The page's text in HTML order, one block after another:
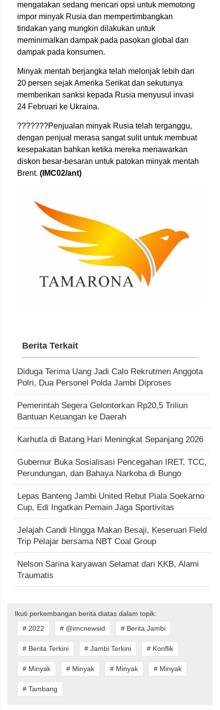
mengatakan sedang mencari opsi untuk memotong
impor minyak Rusia dan mempertimbangkan
tindakan yang mungkin dilakukan untuk
meminimalkan dampak pada pasokan global dan
dampak pada konsumen.
Minyak mentah berjangka telah melonjak lebih dari
20 persen sejak Amerika Serikat dan sekutunya
memberikan sanksi kepada Rusia menyusul invasi
24 Februari ke Ukraina.
???????Penjualan minyak Rusia telah terganggu,
dengan penjual merasa sangat sulit untuk membuat
kesepakatan bahkan ketika mereka menawarkan
diskon besar-besaran untuk patokan minyak mentah
Brent. (IMC02/ant)
Berita Terkait
Diduga Terima Uang Jadi Calo Rekrutmen Anggota
Polri, Dua Personel Polda Jambi Diproses
Pemerintah Segera Gelontorkan Rp20,5 Triliun
Bantuan Keuangan ke Daerah
Karhutla di Batang Hari Meningkat Sepanjang 2026
Gubernur Buka Sosialisasi Pencegahan IRET, TCC,
Perundungan, dan Bahaya Narkoba di Bungo
Lepas Banteng Jambi United Rebut Piala Soekarno
Cup, Edi Ingatkan Pemain Jaga Sportivitas
Jelajah Candi Hingga Makan Besaji, Keseruan Field
Trip Pelajar bersama NBT Coal Group
Nelson Sarina karyawan Selamat dari KKB, Alami
Traumatis
Ikuti perkembangan berita diatas dalam topik:
# 2022
# @imcnewsid # Berita Jambi
# Berita Terkini # Jambi Terkini # Konflik
# Minyak # Minyak # Minyak # Minyak
# Tambang